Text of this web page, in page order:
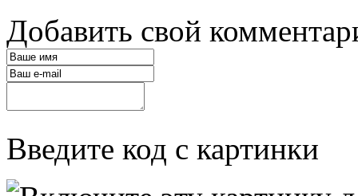
Добавить свой
Введите код с картинки